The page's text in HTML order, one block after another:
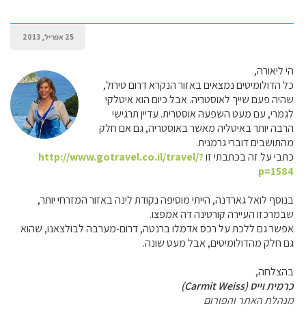
25 אפריל, 2013
הי ליאורה,
כל הדולומיטים נמצאים באזור הנקרא דרום טירול,
שהיה פעם שייך לאוסטריה. אבל כיום הוא איטלקי
לגמרי, עם מעט השפעה אוסטרית. עדיין תרגישי
הרבה יותר באיטליה מאשר באוסטריה, גם אם חלק
מהתושבים דוברי גרמנית.
כתבי על זה בכתבתי זוhttp://www.gotravel.co.il/travel/?
p=1584
בנוסף לואל גארדנה, הייתי מוסיפה נקודת לינה באזור המזרחי יותר,
שבמרכזו העיירה קורטינה דה אמפצו.
אפשר גם ללכת על רכס אדמלו ברנטה, דרום-מערבה לבולצאנו, שהוא
גם חלק מהדולומיטים, אבל מעט שונה.
בהצלחה,
כרמית וייס (Carmit Weiss)
מנהלת האתר והפורום